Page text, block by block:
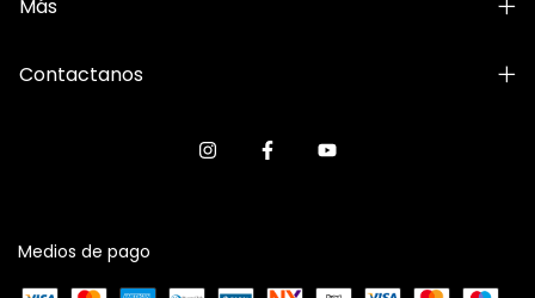
Más
Contactanos
Medios de pago